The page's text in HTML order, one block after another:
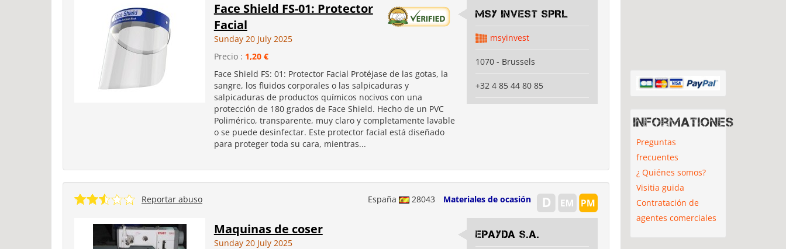
Face Shield FS-01: Protector
Facial
Sunday 20 July 2025
Precio : 1,20 €
Face Shield FS: 01: Protector Facial Protéjase de las gotas, la
sangre, los fluidos corporales o las salpicaduras y
salpicaduras de productos químicos nocivos con una
protección de 180 grados de Face Shield. Hecho de un PVC
Polimérico, transparente, muy claro y completamente lavable
o se puede desinfectar. Este protector facial está diseñado
para proteger toda su cara, mientras...
MSY INVEST SPRL
msyinvest
1070 - Brussels
+32 4 85 44 80 85
España 28043 Materiales de ocasión
Reportar abuso
Maquinas de coser
Sunday 20 July 2025
Epayda S.A.
Informationes
Preguntas
frecuentes
¿ Quiénes somos?
Visitia guida
Contratación de
agentes comerciales